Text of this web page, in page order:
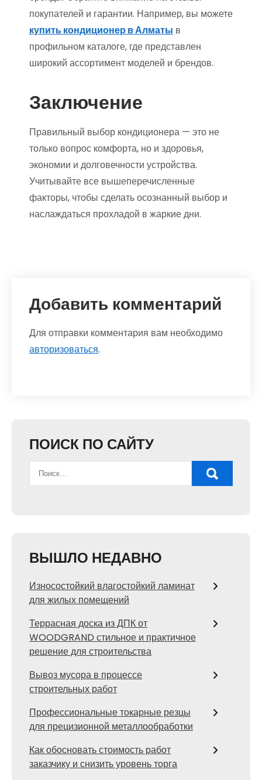
покупателей и гарантии. Например, вы можете
купить кондиционер в Алматы в
профильном каталоге, где представлен
широкий ассортимент моделей и брендов.
Заключение
Правильный выбор кондиционера — это не
только вопрос комфорта, но и здоровья,
экономии и долговечности устройства.
Учитывайте все вышеперечисленные
факторы, чтобы сделать осознанный выбор и
наслаждаться прохладой в жаркие дни.
Добавить комментарий
Для отправки комментария вам необходимо
авторизоваться.
ПОИСК ПО САЙТУ
ВЫШЛО НЕДАВНО
Износостойкий влагостойкий ламинат
для жилых помещений
Террасная доска из ДПК от
WOODGRAND стильное и практичное
решение для строительства
Вывоз мусора в процессе
строительных работ
Профессиональные токарные резцы
для прецизионной металлообработки
Как обосновать стоимость работ
заказчику и снизить уровень торга